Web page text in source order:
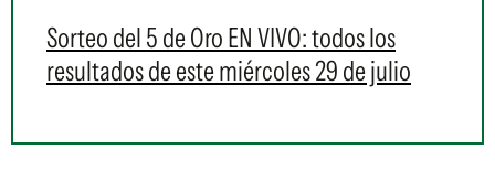
Sorteo del 5 de Oro EN VIVO: todos los
resultados de este miércoles 29 de julio